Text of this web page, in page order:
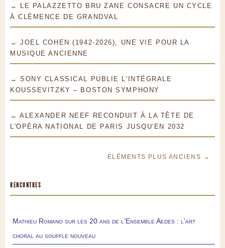
→ LE PALAZZETTO BRU ZANE CONSACRE UN CYCLE
À CLÉMENCE DE GRANDVAL
→ JOEL COHEN (1942-2026), UNE VIE POUR LA
MUSIQUE ANCIENNE
→ SONY CLASSICAL PUBLIE L'INTÉGRALE
KOUSSEVITZKY – BOSTON SYMPHONY
→ ALEXANDER NEEF RECONDUIT À LA TÊTE DE
L'OPÉRA NATIONAL DE PARIS JUSQU'EN 2032
ÉLÉMENTS PLUS ANCIENS →
RENCONTRES
Mathieu Romano sur les 20 ans de l’Ensemble Aedes : l’art
choral au souffle nouveau